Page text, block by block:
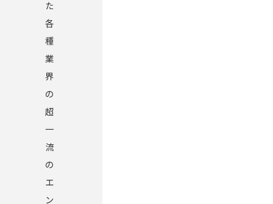
た
各
種
業
界
の
超
一
流
の
エ
ン